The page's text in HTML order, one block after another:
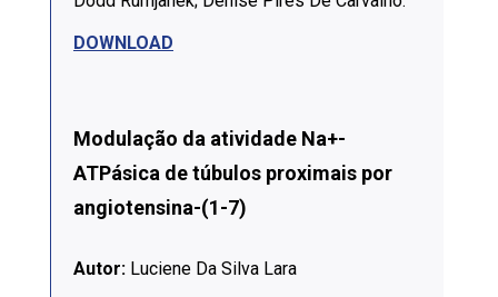
DOWNLOAD
Modulação da atividade Na+-
ATPásica de túbulos proximais por
angiotensina-(1-7)
Autor: Luciene Da Silva Lara